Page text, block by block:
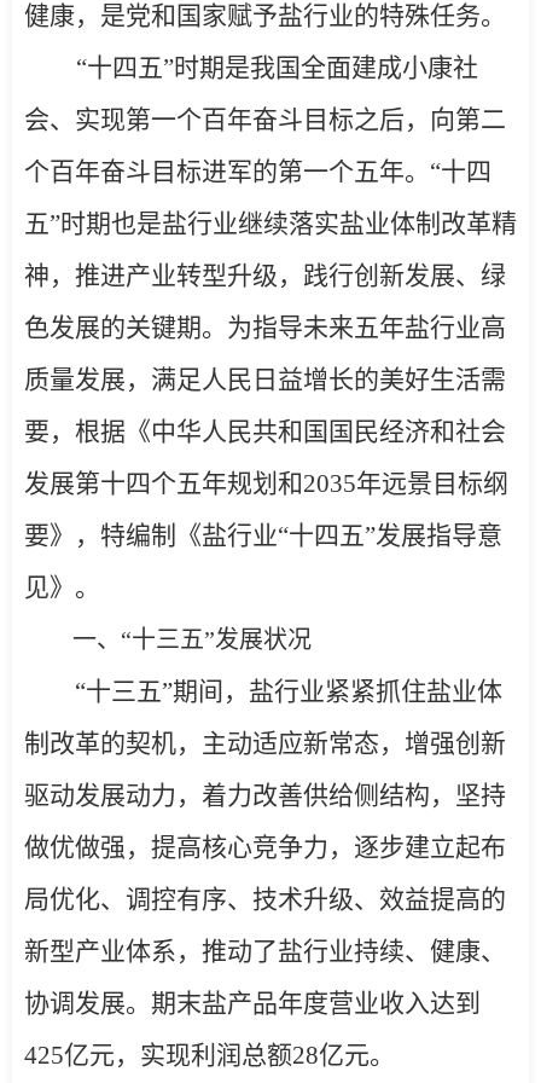
健康，是党和国家赋予盐行业的特殊任务。
“十四五”时期是我国全面建成小康社
会、实现第一个百年奋斗目标之后，向第二
个百年奋斗目标进军的第一个五年。“十四
五”时期也是盐行业继续落实盐业体制改革精
神，推进产业转型升级，践行创新发展、绿
色发展的关键期。 为指导未来五年盐行业高
质量发展，满足人民日益增长的美好生活需
要， 根据《中华人民共和国国民经济和社会
发展第十四个五年规划和2035年远景目标纲
要》，特编制《盐行业“十四五”发展指导意
见》。
一、“十三五”发展状况
“十三五”期间，盐行业紧紧抓住盐业体
制改革的契机，主动适应新常态，增强创新
驱动发展动力，着力改善供给侧结构，坚持
做优做强，提高核心竞争力，逐步建立起布
局优化、调控有序、技术升级、效益提高的
新型产业体系，推动了盐行业持续、健康、
协调发展。期末盐产品年度营业收入达到
425亿元，实现利润总额28亿元。